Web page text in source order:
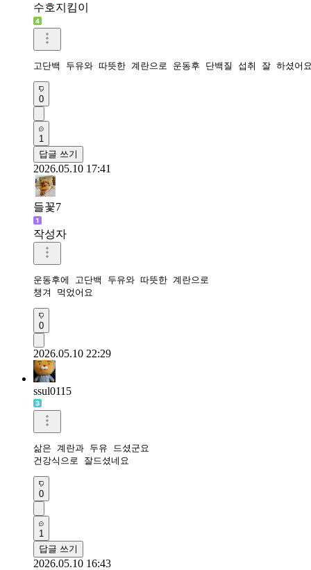
수호지킴이
고단백 두유와 따뜻한 계란으로 운동후 단백질 섭취 잘 하셨어
0
1
답글 쓰기
2026.05.10 17:41
들꽃7
작성자
운동후에 고단백 두유와 따뜻한 계란으로
챙겨 먹었어요
0
2026.05.10 22:29
ssul0115
삶은 계란과 두유 드셨군요
건강식으로 잘드셨네요
0
1
답글 쓰기
2026.05.10 16:43